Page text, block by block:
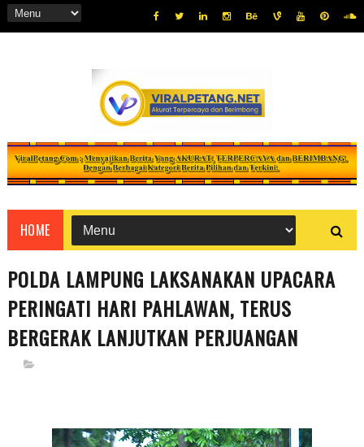
HOME
POLDA LAMPUNG LAKSANAKAN UPACARA
PERINGATI HARI PAHLAWAN, TERUS
BERGERAK LANJUTKAN PERJUANGAN